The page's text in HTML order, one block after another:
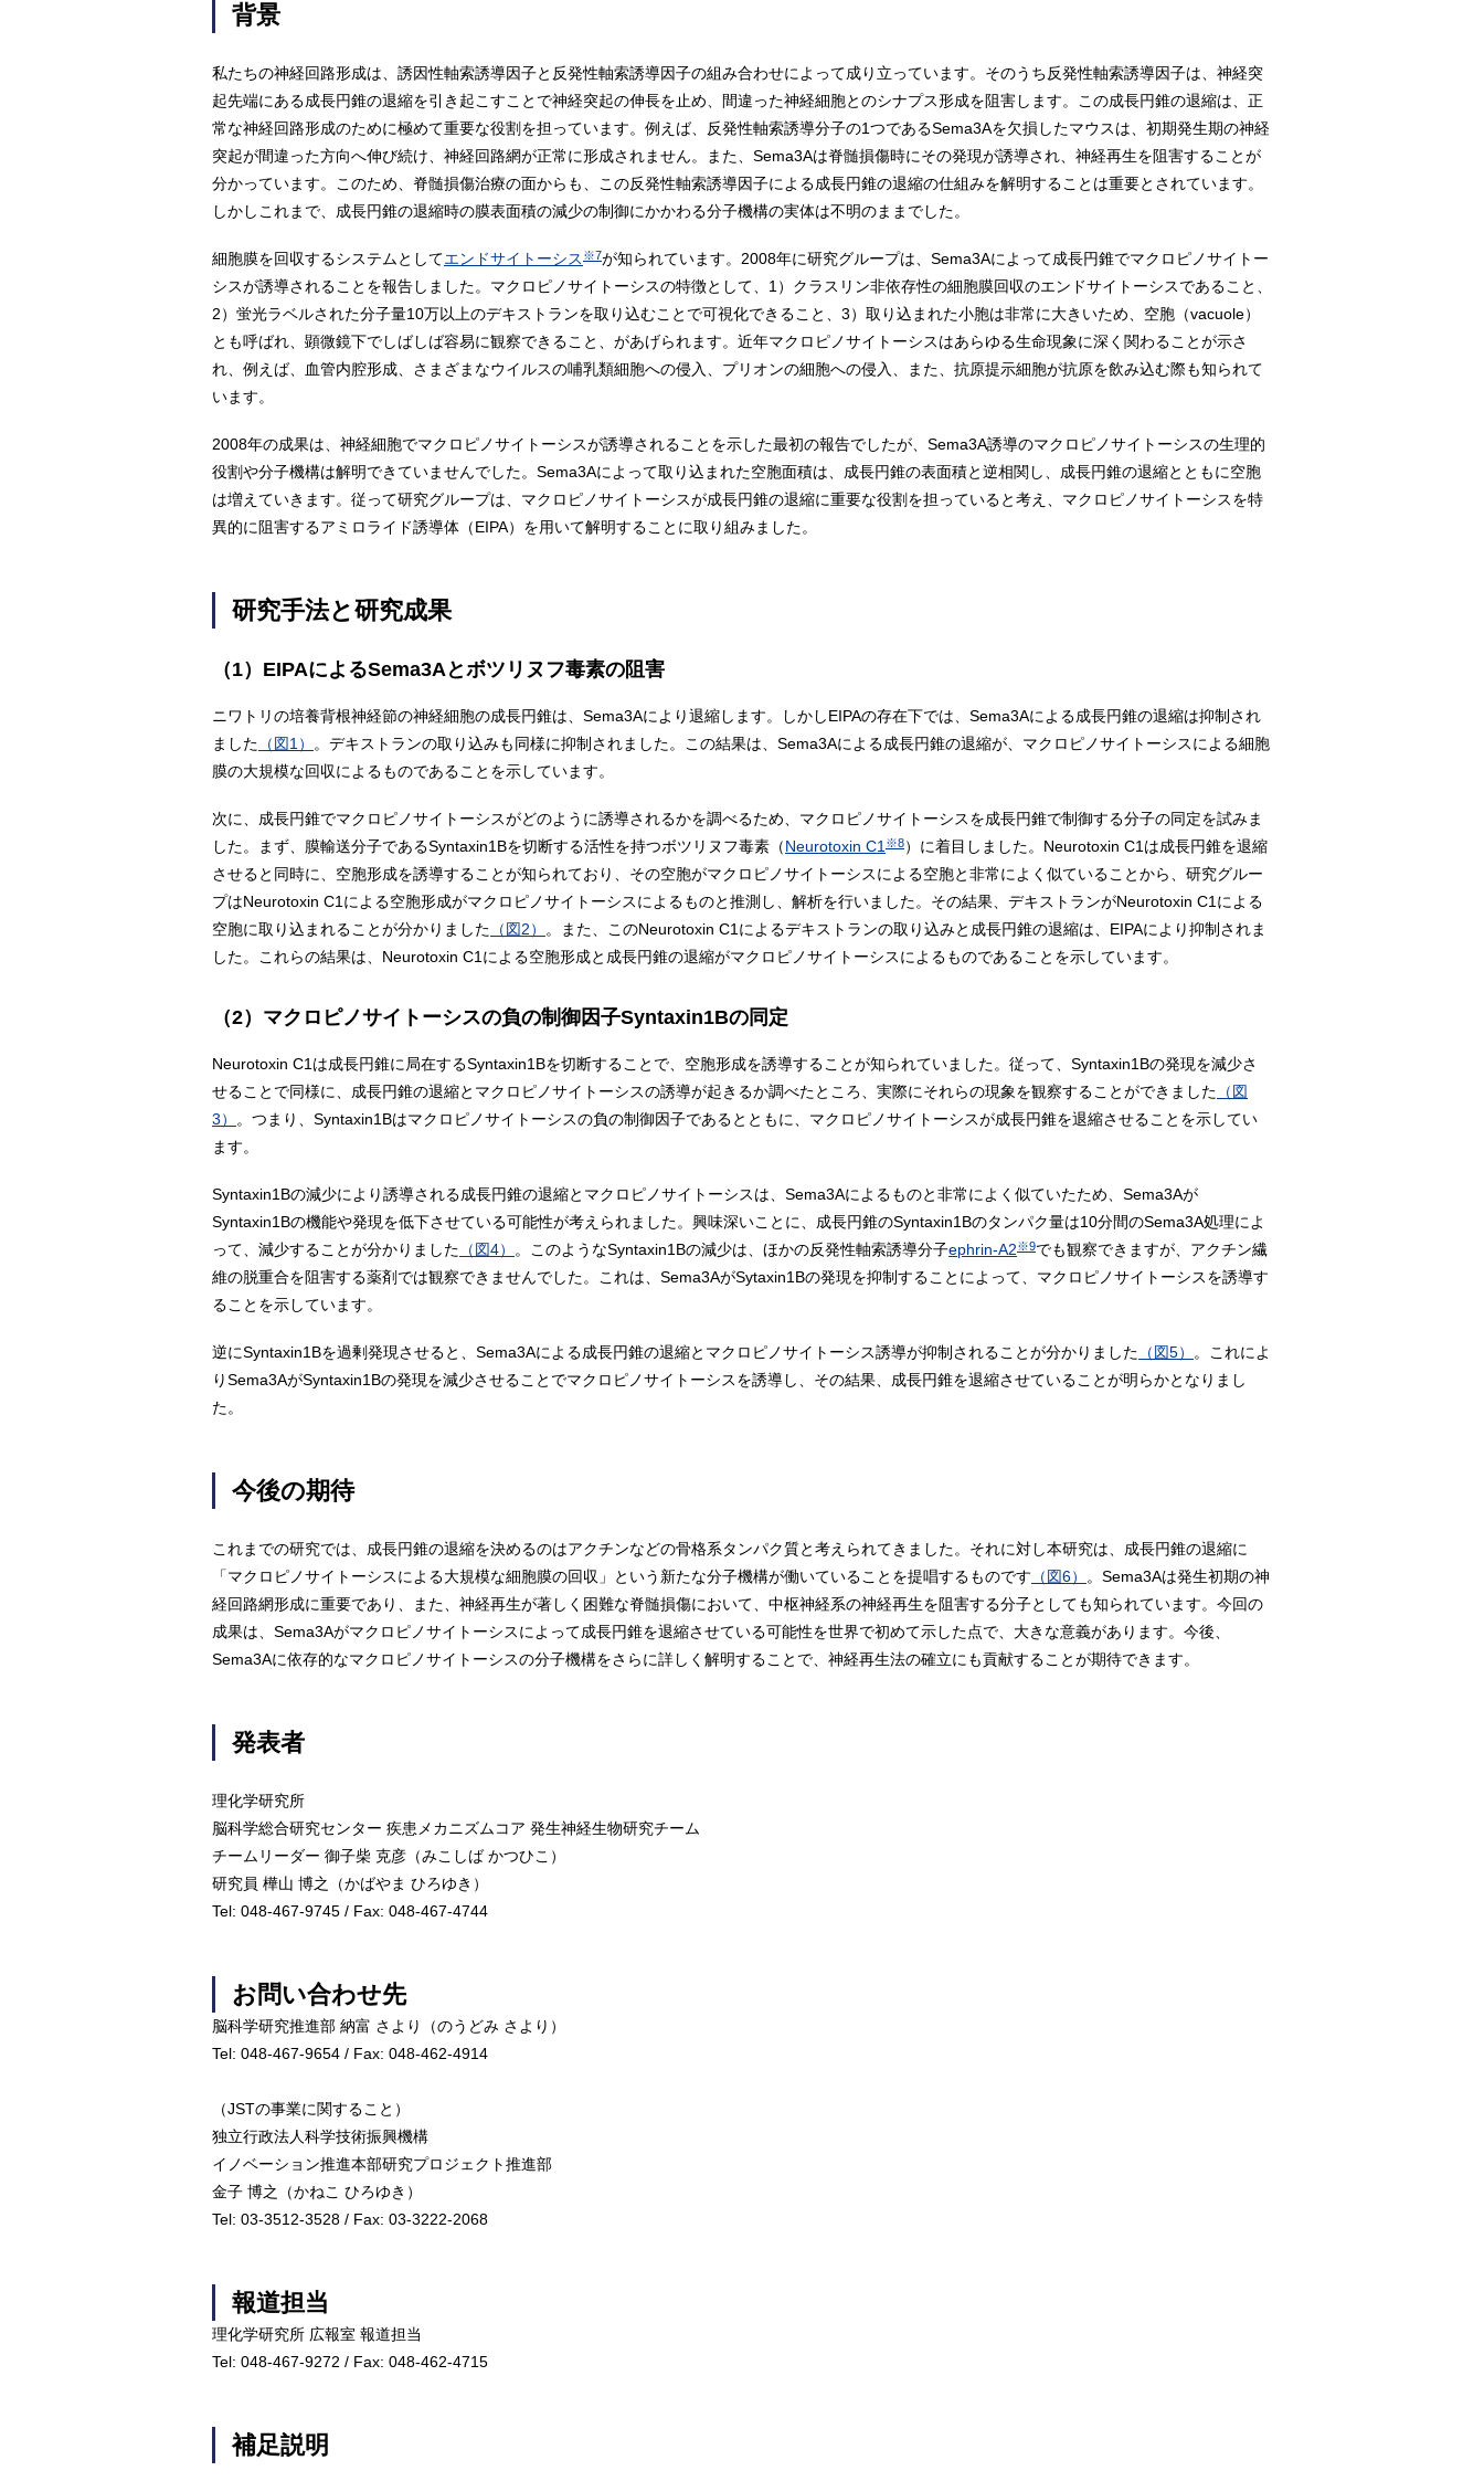
背景
私たちの神経回路形成は、誘因性軸索誘導因子と反発性軸索誘導因子の組み合わせによって成り立っています。そのうち反発性軸索誘導因子は、神経突
起先端にある成長円錐の退縮を引き起こすことで神経突起の伸長を止め、間違った神経細胞とのシナプス形成を阻害します。この成長円錐の退縮は、正
常な神経回路形成のために極めて重要な役割を担っています。例えば、反発性軸索誘導分子の1つであるSema3Aを欠損したマウスは、初期発生期の神経
突起が間違った方向へ伸び続け、神経回路網が正常に形成されません。また、Sema3Aは脊髄損傷時にその発現が誘導され、神経再生を阻害することが
分かっています。このため、脊髄損傷治療の面からも、この反発性軸索誘導因子による成長円錐の退縮の仕組みを解明することは重要とされています。
しかしこれまで、成長円錐の退縮時の膜表面積の減少の制御にかかわる分子機構の実体は不明のままでした。
細胞膜を回収するシステムとしてエンドサイトーシス ※7が知られています。2008年に研究グループは、Sema3Aによって成長円錐でマクロピノサイトー
シスが誘導されることを報告しました。マクロピノサイトーシスの特徴として、1）クラスリン非依存性の細胞膜回収のエンドサイトーシスであること、
2）蛍光ラベルされた分子量10万以上のデキストランを取り込むことで可視化できること、3）取り込まれた小胞は非常に大きいため、空胞（vacuole）
とも呼ばれ、顕微鏡下でしばしば容易に観察できること、があげられます。近年マクロピノサイトーシスはあらゆる生命現象に深く関わることが示さ
れ、例えば、血管内腔形成、さまざまなウイルスの哺乳類細胞への侵入、プリオンの細胞への侵入、また、抗原提示細胞が抗原を飲み込む際も知られて
います。
2008年の成果は、神経細胞でマクロピノサイトーシスが誘導されることを示した最初の報告でしたが、Sema3A誘導のマクロピノサイトーシスの生理的
役割や分子機構は解明できていませんでした。Sema3Aによって取り込まれた空胞面積は、成長円錐の表面積と逆相関し、成長円錐の退縮とともに空胞
は増えていきます。従って研究グループは、マクロピノサイトーシスが成長円錐の退縮に重要な役割を担っていると考え、マクロピノサイトーシスを特
異的に阻害するアミロライド誘導体（EIPA）を用いて解明することに取り組みました。
研究手法と研究成果
（1）EIPAによるSema3Aとボツリヌフ毒素の阻害
ニワトリの培養背根神経節の神経細胞の成長円錐は、Sema3Aにより退縮します。しかしEIPAの存在下では、Sema3Aによる成長円錐の退縮は抑制され
ました （図1）
。デキストランの取り込みも同様に抑制されました。この結果は、Sema3Aによる成長円錐の退縮が、マクロピノサイトーシスによる細胞
膜の大規模な回収によるものであることを示しています。
次に、成長円錐でマクロピノサイトーシスがどのように誘導されるかを調べるため、マクロピノサイトーシスを成長円錐で制御する分子の同定を試みま
した。まず、膜輸送分子であるSyntaxin1Bを切断する活性を持つボツリヌフ毒素（Neurotoxin C1 ※8）に着目しました。Neurotoxin C1は成長円錐を退縮
させると同時に、空胞形成を誘導することが知られており、その空胞がマクロピノサイトーシスによる空胞と非常によく似ていることから、研究グルー
プはNeurotoxin C1による空胞形成がマクロピノサイトーシスによるものと推測し、解析を行いました。その結果、デキストランがNeurotoxin C1による
空胞に取り込まれることが分かりました （図2）
。また、このNeurotoxin C1によるデキストランの取り込みと成長円錐の退縮は、EIPAにより抑制されま
した。これらの結果は、Neurotoxin C1による空胞形成と成長円錐の退縮がマクロピノサイトーシスによるものであることを示しています。
（2）マクロピノサイトーシスの負の制御因子Syntaxin1Bの同定
Neurotoxin C1は成長円錐に局在するSyntaxin1Bを切断することで、空胞形成を誘導することが知られていました。従って、Syntaxin1Bの発現を減少さ
せることで同様に、成長円錐の退縮とマクロピノサイトーシスの誘導が起きるか調べたところ、実際にそれらの現象を観察することができました （図
3）
。つまり、Syntaxin1Bはマクロピノサイトーシスの負の制御因子であるとともに、マクロピノサイトーシスが成長円錐を退縮させることを示してい
ます。
Syntaxin1Bの減少により誘導される成長円錐の退縮とマクロピノサイトーシスは、Sema3Aによるものと非常によく似ていたため、Sema3Aが
Syntaxin1Bの機能や発現を低下させている可能性が考えられました。興味深いことに、成長円錐のSyntaxin1Bのタンパク量は10分間のSema3A処理によ
って、減少することが分かりました （図4） 。このようなSyntaxin1Bの減少は、ほかの反発性軸索誘導分子ephrin-A2※9でも観察できますが、アクチン繊
維の脱重合を阻害する薬剤では観察できませんでした。これは、Sema3AがSytaxin1Bの発現を抑制することによって、マクロピノサイトーシスを誘導す
ることを示しています。
逆にSyntaxin1Bを過剰発現させると、Sema3Aによる成長円錐の退縮とマクロピノサイトーシス誘導が抑制されることが分かりました （図5）
。これによ
りSema3AがSyntaxin1Bの発現を減少させることでマクロピノサイトーシスを誘導し、その結果、成長円錐を退縮させていることが明らかとなりまし
た。
今後の期待
これまでの研究では、成長円錐の退縮を決めるのはアクチンなどの骨格系タンパク質と考えられてきました。それに対し本研究は、成長円錐の退縮に
「マクロピノサイトーシスによる大規模な細胞膜の回収」という新たな分子機構が働いていることを提唱するものです （図6）
。Sema3Aは発生初期の神
経回路網形成に重要であり、また、神経再生が著しく困難な脊髄損傷において、中枢神経系の神経再生を阻害する分子としても知られています。今回の
成果は、Sema3Aがマクロピノサイトーシスによって成長円錐を退縮させている可能性を世界で初めて示した点で、大きな意義があります。今後、
Sema3Aに依存的なマクロピノサイトーシスの分子機構をさらに詳しく解明することで、神経再生法の確立にも貢献することが期待できます。
発表者
理化学研究所
脳科学総合研究センター 疾患メカニズムコア 発生神経生物研究チーム
チームリーダー 御子柴 克彦（みこしば かつひこ）
研究員 樺山 博之（かばやま ひろゆき）
Tel: 048-467-9745 / Fax: 048-467-4744
お問い合わせ先
脳科学研究推進部 納富 さより（のうどみ さより）
Tel: 048-467-9654 / Fax: 048-462-4914
（JSTの事業に関すること）
独立行政法人科学技術振興機構
イノベーション推進本部研究プロジェクト推進部
金子 博之（かねこ ひろゆき）
Tel: 03-3512-3528 / Fax: 03-3222-2068
報道担当
理化学研究所 広報室 報道担当
Tel: 048-467-9272 / Fax: 048-462-4715
補足説明